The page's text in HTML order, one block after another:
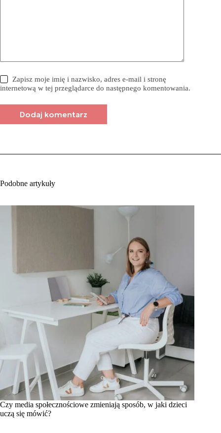
Zapisz moje imię i nazwisko, adres e-mail i stronę
internetową w tej przeglądarce do następnego komentowania.
Dodaj komentarz
Podobne artykuły
Czy media społecznościowe zmieniają sposób, w jaki dzieci
uczą się mówić?